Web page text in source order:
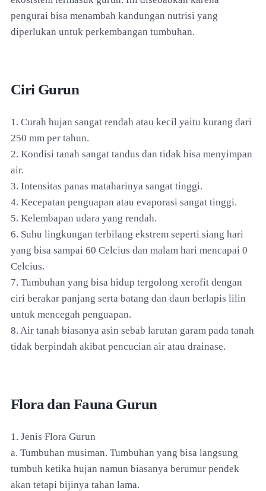
pengurai bisa menambah kandungan nutrisi yang
diperlukan untuk perkembangan tumbuhan.
Ciri Gurun
1. Curah hujan sangat rendah atau kecil yaitu kurang dari
250 mm per tahun.
2. Kondisi tanah sangat tandus dan tidak bisa menyimpan
air.
3. Intensitas panas mataharinya sangat tinggi.
4. Kecepatan penguapan atau evaporasi sangat tinggi.
5. Kelembapan udara yang rendah.
6. Suhu lingkungan terbilang ekstrem seperti siang hari
yang bisa sampai 60 Celcius dan malam hari mencapai 0
Celcius.
7. Tumbuhan yang bisa hidup tergolong xerofit dengan
ciri berakar panjang serta batang dan daun berlapis lilin
untuk mencegah penguapan.
8. Air tanah biasanya asin sebab larutan garam pada tanah
tidak berpindah akibat pencucian air atau drainase.
Flora dan Fauna Gurun
1. Jenis Flora Gurun
a. Tumbuhan musiman. Tumbuhan yang bisa langsung
tumbuh ketika hujan namun biasanya berumur pendek
akan tetapi bijinya tahan lama.